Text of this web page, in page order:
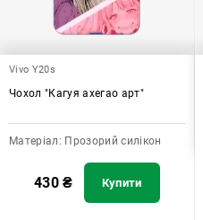
Vivo Y20s
Чохол "Кагуя ахегао арт"
Матеріал: Прозорий силікон
430₴ Купити